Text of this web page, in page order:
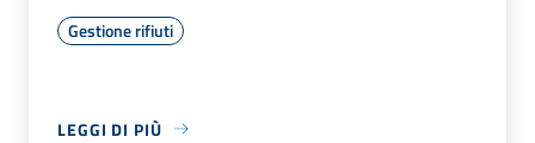
Gestione rifiuti
LEGGI DI PIÙ